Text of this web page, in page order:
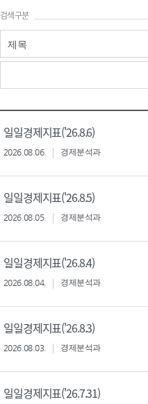
검색구분
제목
일일경제지표('26.8.6)
2026.08.06. 경제분석과
일일경제지표('26.8.5)
2026.08.05. 경제분석과
일일경제지표('26.8.4)
2026.08.04. 경제분석과
일일경제지표('26.8.3)
2026.08.03. 경제분석과
일일경제지표('26.7.31)